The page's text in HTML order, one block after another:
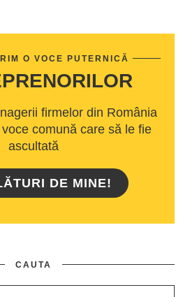
O VOCE PUTERNICĂ
firmelor din România
comună care să le fie
ascultată
DE MINE!
CAUTA